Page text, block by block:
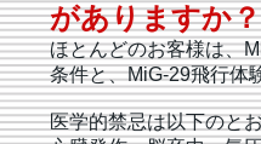
がありますか？
ほとんどのお客様は、
条件と、MiG-29飛行体
医学的禁忌は以下のと